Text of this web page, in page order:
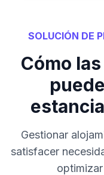
SOLUCIÓN DE
Cómo
Gestionar
satisfacer